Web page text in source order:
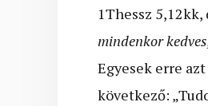
1Thessz
mindenkor
Egyesek erre
következő: